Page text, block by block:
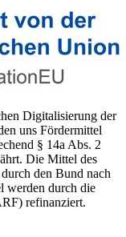
Digitalisierung der
uns Fördermittel
§ 14a Abs. 2
Die Mittel des
den Bund nach
werden durch die
refinanziert.